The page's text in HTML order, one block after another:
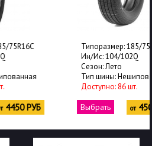
Типоразмер: 185/75R16C
Ин/Ис: 104/102Q
Тип шины: Нешипованная
Доступно: 86 шт.
Выбрать от4500 РУБ